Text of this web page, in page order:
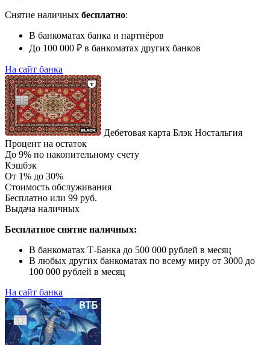
Снятие наличных бесплатно:
В банкоматах банка и партнёров
До 100 000 ₽ в банкоматах других банков
На сайт банка
Дебетовая карта Блэк Ностальгия
Процент на остаток
До 9% по накопительному счету
Кэшбэк
От 1% до 30%
Стоимость обслуживания
Бесплатно или 99 руб.
Выдача наличных
Бесплатное снятие наличных:
В банкоматах Т-Банка до 500 000 рублей в месяц
В любых других банкоматах по всему миру от 3000 до
100 000 рублей в месяц
На сайт банка